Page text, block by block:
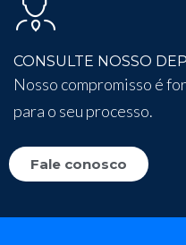
CONSULTE NOSSO
Nosso compromisso é
para o seu processo.
Fale conosco